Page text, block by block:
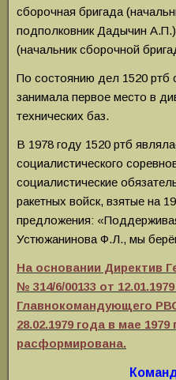
сборочная бригада
подполковник Дадычин
(начальник сборочной
По состоянию дел 1520 ртб
занимала первое место в
технических баз.
В 1978 году 1520 ртб
социалистического
социалистические
ракетных войск, взятые на
предложения:
Устюжанинова Ф.Л., мы
На основании Директив
№ 314/6/00133 от
Главнокомандующего
28.02.1979 года в мае 1979
расформирована.